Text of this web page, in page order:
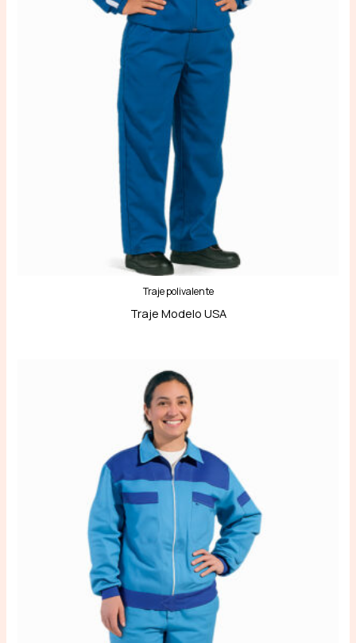
Traje polivalente
Traje Modelo USA